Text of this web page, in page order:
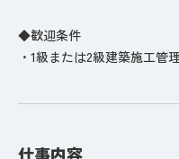
◆歓迎条件
・1級または2級建築施工管
仕事内容